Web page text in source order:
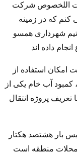
اللخصوص شرکت
که در زمینه
شهرداری همسو
داده اند
امکان استفاده از
آب خام یکی از
پروژه انتقال
بار هشتصد هکتار
محلات منطقه است